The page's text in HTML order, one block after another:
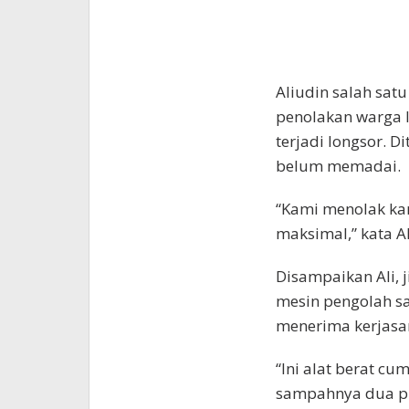
Aliudin salah
penolakan warga
terjadi longsor.
belum memadai.
“Kami menolak
maksimal,” kata
Disampaikan Ali,
mesin pengolah
menerima
“Ini alat berat
sampahnya dua